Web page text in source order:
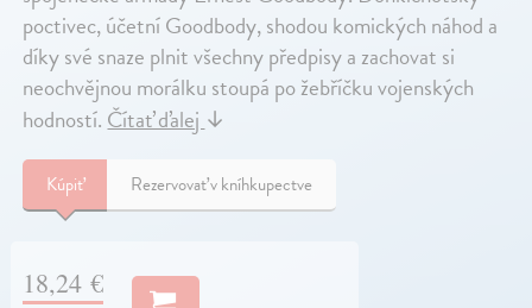
poctivec, účetní Goodbody, shodou komických náhod a
díky své snaze plnit všechny předpisy a zachovat si
neochvějnou morálku stoupá po žebříčku vojenských
hodností.Čítať ďalej↓
Kúpiť Rezervovať v kníhkupectve
18,24 €